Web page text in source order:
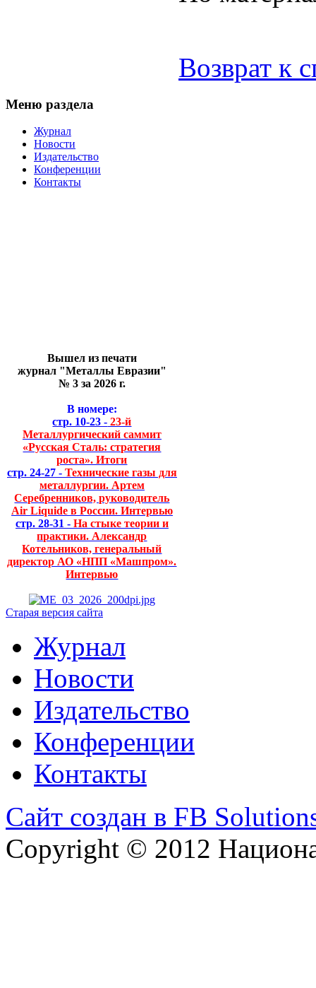
Возврат к
Меню раздела
Журнал
Новости
Издательство
Конференции
Контакты
Вышел из печати
журнал "Металлы Евразии"
№ 3 за 2026 г.
В номере:
стр. 10-23 - 23-й
Металлургический саммит
«Русская Сталь: стратегия
роста». Итоги
стр. 24-27 - Технические газы для
металлургии. Артем
Серебренников, руководитель
Air Liquide в России. Интервью
стр. 28-31 - На стыке теории и
практики. Александр
Котельников, генеральный
директор АО «НПП «Машпром».
Интервью
Старая версия сайта
Журнал
Новости
Издательство
Конференции
Контакты
Сайт создан в FB
Copyright © 2012